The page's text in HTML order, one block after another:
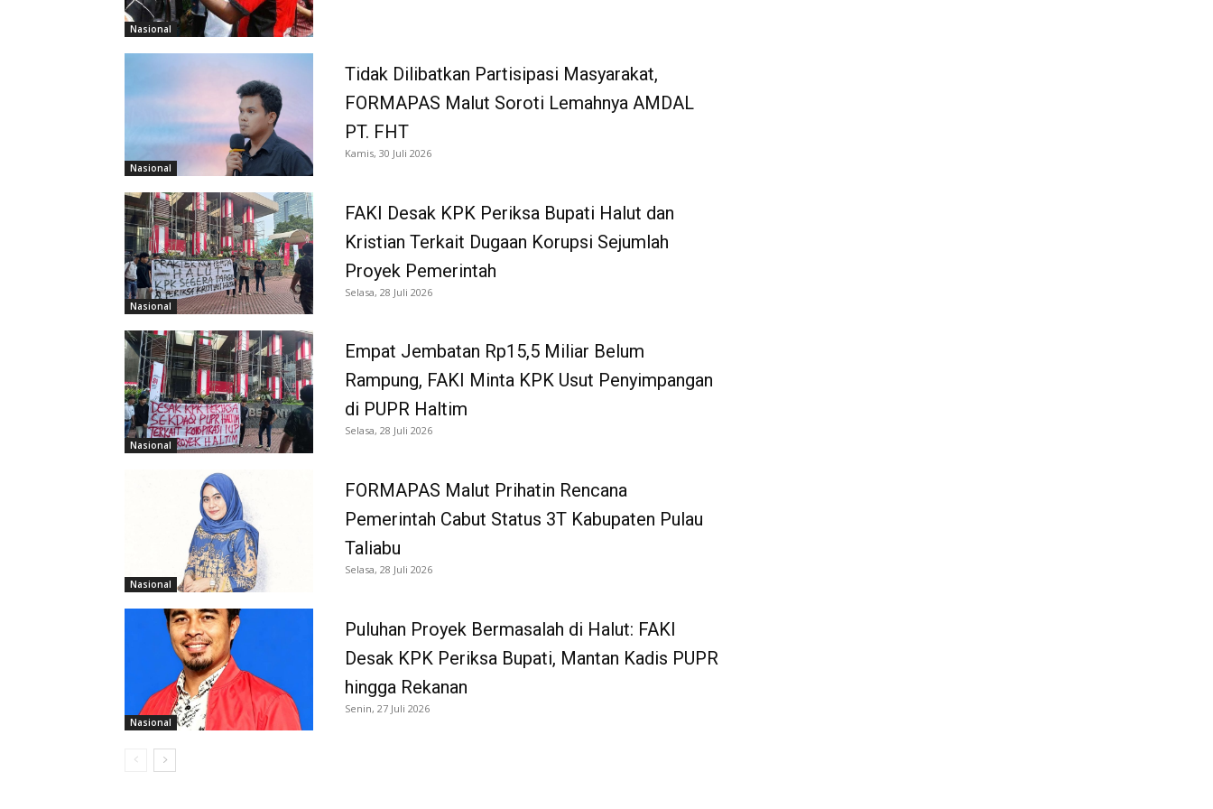
Nasional
Nasional
Tidak Dilibatkan Partisipasi Masyarakat,
FORMAPAS Malut Soroti Lemahnya AMDAL
PT. FHT
Kamis, 30 Juli 2026
Nasional
FAKI Desak KPK Periksa Bupati Halut dan
Kristian Terkait Dugaan Korupsi Sejumlah
Proyek Pemerintah
Selasa, 28 Juli 2026
Nasional
Empat Jembatan Rp15,5 Miliar Belum
Rampung, FAKI Minta KPK Usut Penyimpangan
di PUPR Haltim
Selasa, 28 Juli 2026
Nasional
FORMAPAS Malut Prihatin Rencana
Pemerintah Cabut Status 3T Kabupaten Pulau
Taliabu
Selasa, 28 Juli 2026
Nasional
Puluhan Proyek Bermasalah di Halut: FAKI
Desak KPK Periksa Bupati, Mantan Kadis PUPR
hingga Rekanan
Senin, 27 Juli 2026